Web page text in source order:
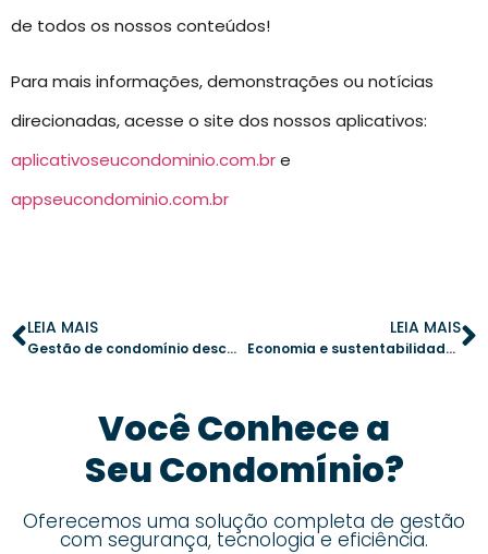
de todos os nossos conteúdos!
Para mais informações, demonstrações ou notícias
direcionadas, acesse o site dos nossos aplicativos:
aplicativoseucondominio.com.bre
appseucondominio.com.br
LEIA MAIS
Gestão de condomínio descomplicada: 10 passos para uma administração eficiente
LEIA MAIS
Economia e sustentabilidade: dicas práticas para reduzir os custos na manutenção do condomínio
Você Conhece a
Seu Condomínio?
Oferecemos uma solução completa de gestão
com segurança, tecnologia e eficiência.